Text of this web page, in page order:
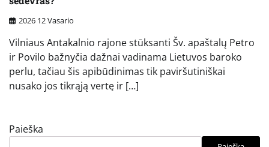
2026 12 Vasario
Vilniaus Antakalnio rajone stūksanti Šv. apaštalų Petro
ir Povilo bažnyčia dažnai vadinama Lietuvos baroko
perlu, tačiau šis apibūdinimas tik paviršutiniškai
nusako jos tikrąją vertę ir […]
Paieška